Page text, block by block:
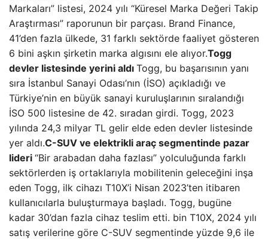
Markaları” listesi, 2024 yılı “Küresel Marka Değeri Takip
Araştırması” raporunun bir parçası. Brand Finance,
41’den fazla ülkede, 31 farklı sektörde faaliyet gösteren
6 bini aşkın şirketin marka algısını ele alıyor.Togg
devler listesinde yerini aldı Togg, bu başarısının yanı
sıra İstanbul Sanayi Odası’nın (İSO) açıkladığı ve
Türkiye’nin en büyük sanayi kuruluşlarının sıralandığı
İSO 500 listesine de 42. sıradan girdi. Togg, 2023
yılında 24,3 milyar TL gelir elde eden devler listesinde
yer aldı.C-SUV ve elektrikli araç segmentinde pazar
lideri “Bir arabadan daha fazlası” yolculuğunda farklı
sektörlerden iş ortaklarıyla mobilitenin geleceğini inşa
eden Togg, ilk cihazı T10X’i Nisan 2023’ten itibaren
kullanıcılarla buluşturmaya başladı. Togg, bugüne
kadar 30’dan fazla cihaz teslim etti. bin T10X, 2024 yılı
satış verilerine göre C-SUV segmentinde yüzde 9,6 ile